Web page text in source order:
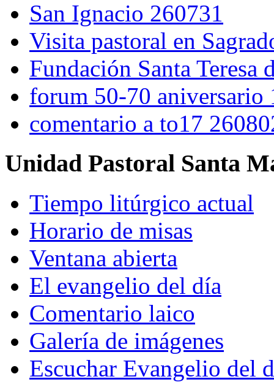
San Ignacio 260731
Visita pastoral en
Fundación Santa Teresa
forum 50-70 aniversario
comentario a to17
Unidad Pastoral Santa
Tiempo litúrgico actual
Horario de misas
Ventana abierta
El evangelio del día
Comentario laico
Galería de imágenes
Escuchar Evangelio del